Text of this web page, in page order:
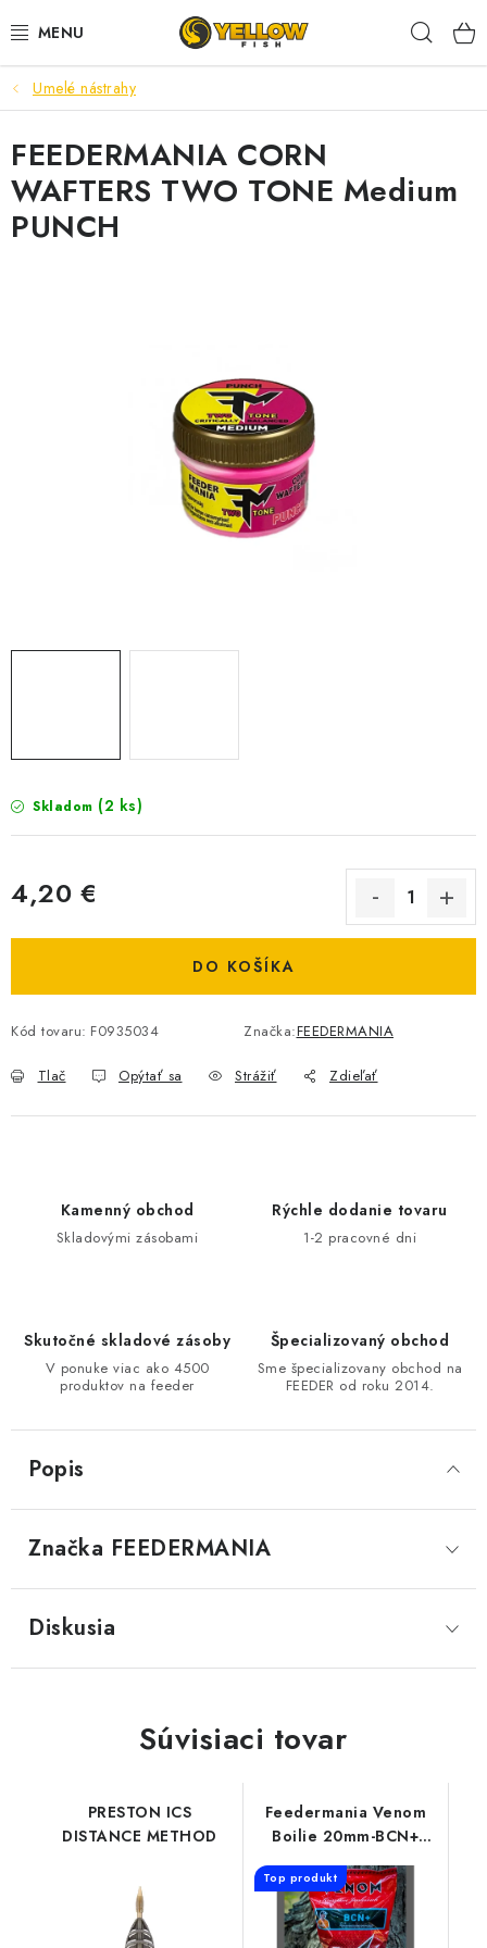
na
NOVINKY 2026
LETNÉ ZĽAVY
HALDORADO
NA STUDENÚ VODU
VRATKY - ODSTÚPENIE OD ZMLUVY - REKLAMACIU
KONTAKTY
DOPRAVA
PRODUKTOV (GPSR)
Umelé nástrahy
Skladom (2 ks)
4,20 €
DO KOŠÍKA
Kód tovaru: F0935034 Značka:FEEDERMANIA
Tlač Opýtať sa Strážiť Zdieľať
FEEDERMANIA CORN
WAFTERS TWO TONE Medium
PUNCH
Kamenný obchod
Skladovými zásobami
Rýchle dodanie tovaru
1-2 pracovné dni
Skutočné skladové zásoby
V ponuke viac ako 4500
produktov na feeder
Špecializovaný obchod
Sme špecializovany obchod na
FEEDER od roku 2014.
Popis
Značka FEEDERMANIA
Diskusia
Súvisiaci tovar
PRESTON ICS
DISTANCE METHOD
Feedermania Venom
Boilie 20mm-BCN+
900G
Top produkt